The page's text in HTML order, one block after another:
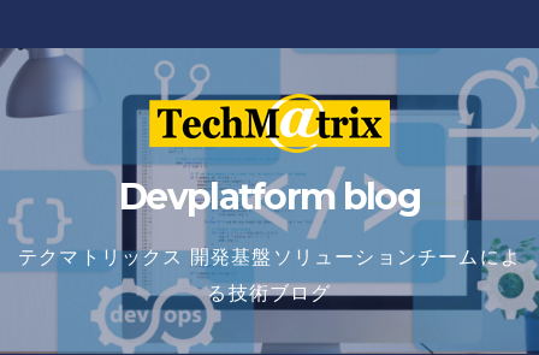
to
content
Devplatform blog
テクマトリックス 開発基盤ソリューションチームによ
る技術ブログ